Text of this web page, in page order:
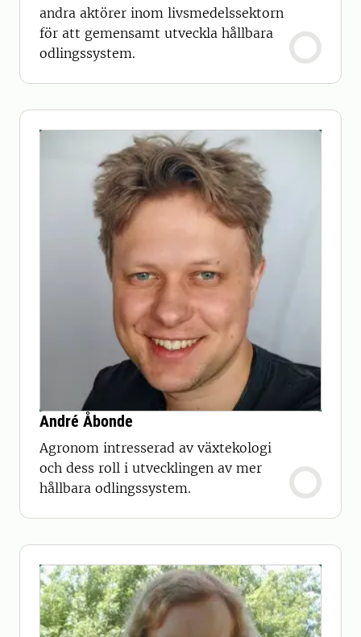
andra aktörer inom livsmedelssektorn
för att gemensamt utveckla hållbara
odlingssystem.
André Åbonde
Agronom intresserad av växtekologi
och dess roll i utvecklingen av mer
hållbara odlingssystem.